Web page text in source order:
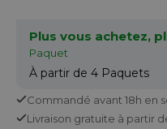
Plus vous achetez,
Paquet
À partir de 4 Paquets
Commandé avant 18h en
Livraison gratuite à partir